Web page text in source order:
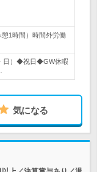
1時間）時間外労働
日）◆祝日◆GW休暇
気になる